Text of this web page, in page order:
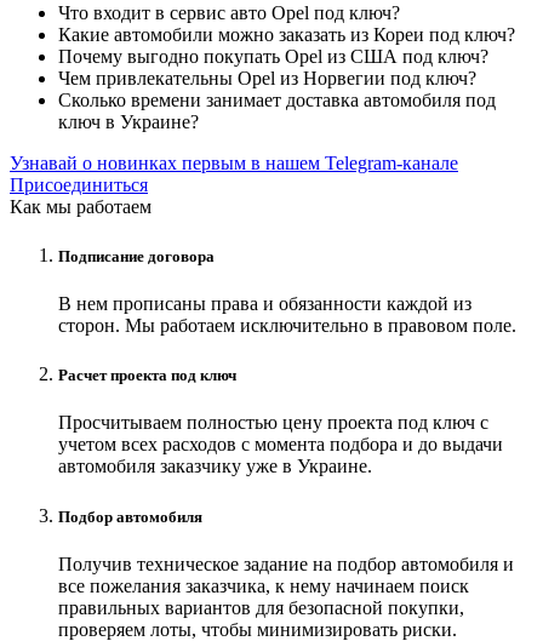
Что входит в сервис авто Opel под ключ?
Какие автомобили можно заказать из Кореи под ключ?
Почему выгодно покупать Opel из США под ключ?
Чем привлекательны Opel из Норвегии под ключ?
Сколько времени занимает доставка автомобиля под
ключ в Украине?
Узнавай о новинках первым в нашем Telegram-канале
Присоединиться
Как мы работаем
Подписание договора
В нем прописаны права и обязанности каждой из
сторон. Мы работаем исключительно в правовом поле.
Расчет проекта под ключ
Просчитываем полностью цену проекта под ключ с
учетом всех расходов с момента подбора и до выдачи
автомобиля заказчику уже в Украине.
Подбор автомобиля
Получив техническое задание на подбор автомобиля и
все пожелания заказчика, к нему начинаем поиск
правильных вариантов для безопасной покупки,
проверяем лоты, чтобы минимизировать риски.